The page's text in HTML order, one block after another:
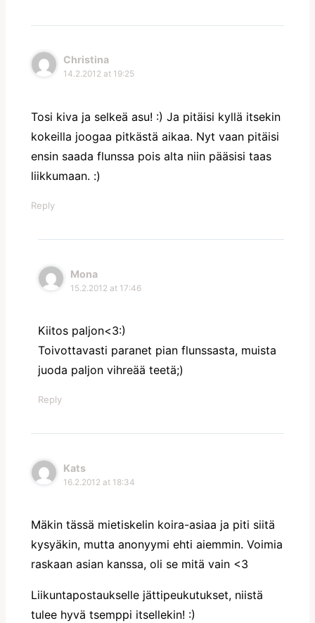
Christina
14.2.2012 at 19:25
Tosi kiva ja selkeä asu! :) Ja pitäisi kyllä itsekin
kokeilla joogaa pitkästä aikaa. Nyt vaan pitäisi
ensin saada flunssa pois alta niin pääsisi taas
liikkumaan. :)
Reply
Mona
15.2.2012 at 17:46
Kiitos paljon<3:)
Toivottavasti paranet pian flunssasta, muista
juoda paljon vihreää teetä;)
Reply
Kats
16.2.2012 at 18:34
Mäkin tässä mietiskelin koira-asiaa ja piti siitä
kysyäkin, mutta anonyymi ehti aiemmin. Voimia
raskaan asian kanssa, oli se mitä vain <3
Liikuntapostaukselle jättipeukutukset, niistä
tulee hyvä tsemppi itsellekin! :)